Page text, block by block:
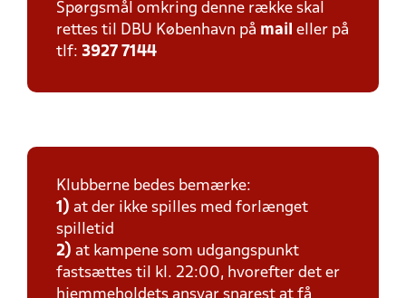
Spørgsmål omkring denne række skal
rettes til DBU København på mail eller på
tlf: 3927 7144
Klubberne bedes bemærke:
1) at der ikke spilles med forlænget
spilletid
2) at kampene som udgangspunkt
fastsættes til kl. 22:00, hvorefter det er
hjemmeholdets ansvar snarest at få